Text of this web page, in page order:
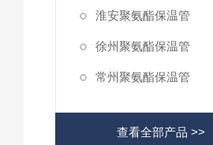
淮安聚氨酯保温管
徐州聚氨酯保温管
常州聚氨酯保温管
查看全部产品 >>